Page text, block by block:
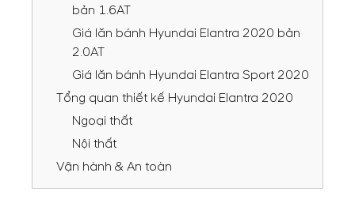
bản 1.6AT
Giá lăn bánh Hyundai Elantra 2020 bản
2.0AT
Giá lăn bánh Hyundai Elantra Sport 2020
Tổng quan thiết kế Hyundai Elantra 2020
Ngoại thất
Nội thất
Vận hành & An toàn